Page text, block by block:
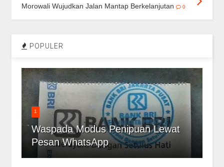
Morowali Wujudkan Jalan Mantap Berkelanjutan
0
POPULER
1
Waspada Modus Penipuan Lewat
Pesan WhatsApp